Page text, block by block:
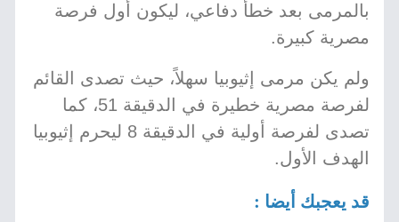
بالمرمى بعد خطأ دفاعي، ليكون أول فرصة
مصرية كبيرة.
ولم يكن مرمى إثيوبيا سهلاً، حيث تصدى القائم
لفرصة مصرية خطيرة في الدقيقة 51، كما
تصدى لفرصة أولية في الدقيقة 8 ليحرم إثيوبيا
الهدف الأول.
قد يعجبك أيضا :